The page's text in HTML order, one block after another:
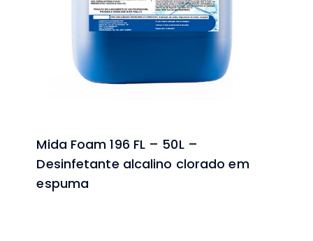
Mida Foam 196 FL – 50L –
Desinfetante alcalino clorado em
espuma